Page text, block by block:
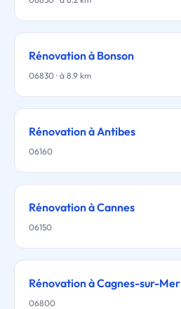
Rénovation à Bonson
06830 · à 8.9 km
Rénovation à Antibes
06160
Rénovation à Cannes
06150
Rénovation à Cagnes-sur-Mer
06800